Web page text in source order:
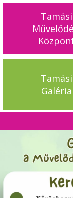
Tamási
Tamási
Galéria